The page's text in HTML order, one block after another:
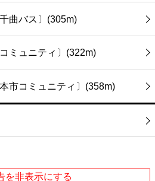
曲バス〕(305m)
ミュニティ〕(322m)
市コミュニティ〕(358m)
を非表示にする